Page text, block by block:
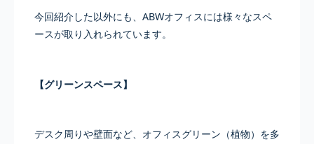
今回紹介した以外にも、ABWオフィスには様々なスペ
ースが取り入れられています。
【グリーンスペース】
デスク周りや壁面など、オフィスグリーン（植物）を多